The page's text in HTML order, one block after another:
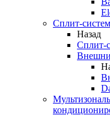
Сплит-
Назад
Сплит-